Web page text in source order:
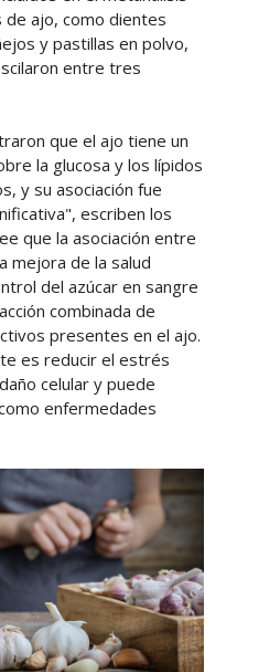
ajo, como dientes
y pastillas en polvo,
entre tres
que el ajo tiene un
la glucosa y los lípidos
y su asociación fue
escriben los
que la asociación entre
mejora de la salud
del azúcar en sangre
combinada de
presentes en el ajo.
es reducir el estrés
celular y puede
enfermedades